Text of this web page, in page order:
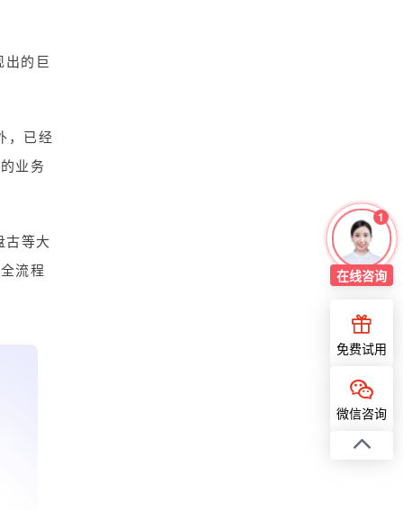
出的巨
，已经
业务
古等大
流程
1
在线咨询
免费试用
微信咨询